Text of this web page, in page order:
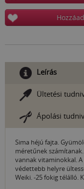
Leírás
Ültetési
Ápolási
Sima héjú fajta.
méretűnek
vannak vitaminokkal. A
védettebb helyre
Weiki. -25 fokig télálló.